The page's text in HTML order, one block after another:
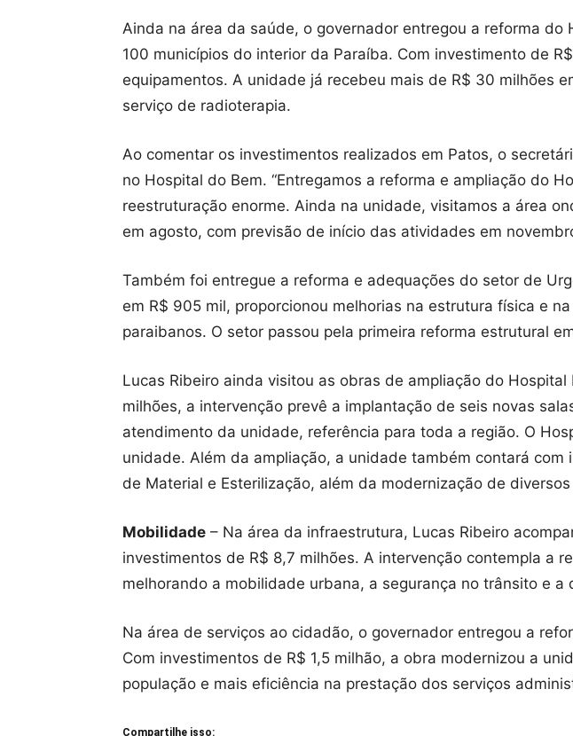
Ainda na área da saúde, o governador entregou a reforma
100 municípios do interior da Paraíba. Com investimento de
equipamentos. A unidade já recebeu mais de R$ 30 milhões
serviço de radioterapia.
Ao comentar os investimentos realizados em Patos, o
no Hospital do Bem. “Entregamos a reforma e ampliação do
reestruturação enorme. Ainda na unidade, visitamos a área
em agosto, com previsão de início das atividades em
Também foi entregue a reforma e adequações do setor de
em R$ 905 mil, proporcionou melhorias na estrutura física e
paraibanos. O setor passou pela primeira reforma estrutural
Lucas Ribeiro ainda visitou as obras de ampliação do
milhões, a intervenção prevê a implantação de seis novas
atendimento da unidade, referência para toda a região. O
unidade. Além da ampliação, a unidade também contará
de Material e Esterilização, além da modernização de
Mobilidade – Na área da infraestrutura, Lucas Ribeiro
investimentos de R$ 8,7 milhões. A intervenção contempla a
melhorando a mobilidade urbana, a segurança no trânsito e
Na área de serviços ao cidadão, o governador entregou a
Com investimentos de R$ 1,5 milhão, a obra modernizou a
população e mais eficiência na prestação dos serviços
Compartilhe isso: